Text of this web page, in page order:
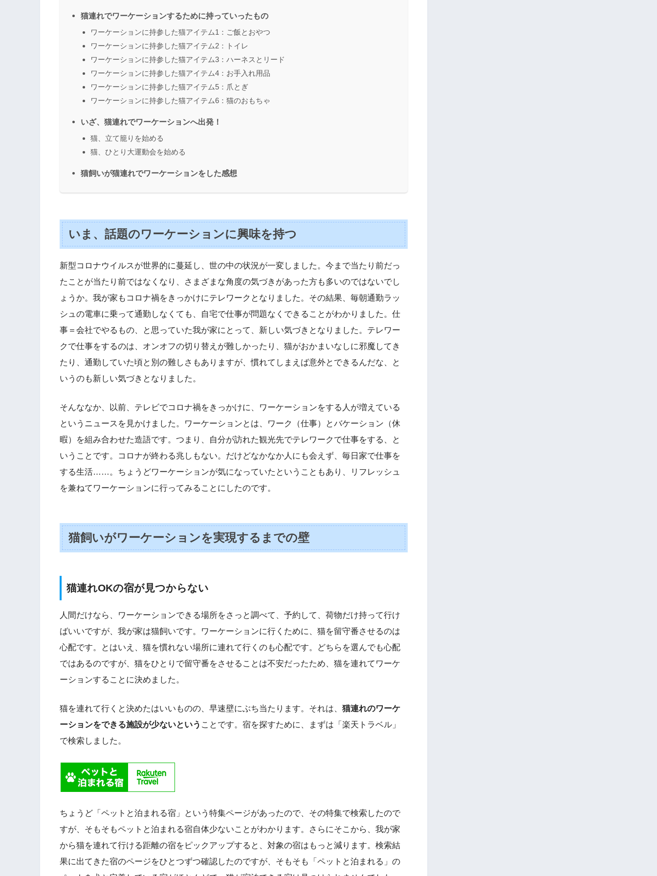
猫連れでワーケーションするために持っていったもの
ワーケーションに持参した猫アイテム1：ご飯とおやつ
ワーケーションに持参した猫アイテム2：トイレ
ワーケーションに持参した猫アイテム3：ハーネスとリード
ワーケーションに持参した猫アイテム4：お手入れ用品
ワーケーションに持参した猫アイテム5：爪とぎ
ワーケーションに持参した猫アイテム6：猫のおもちゃ
いざ、猫連れでワーケーションへ出発！
猫、立て籠りを始める
猫、ひとり大運動会を始める
猫飼いが猫連れでワーケーションをした感想
いま、話題のワーケーションに興味を持つ
新型コロナウイルスが世界的に蔓延し、世の中の状況が一変しました。今まで当たり前だっ
たことが当たり前ではなくなり、さまざまな角度の気づきがあった方も多いのではないでし
ょうか。我が家もコロナ禍をきっかけにテレワークとなりました。その結果、毎朝通勤ラッ
シュの電車に乗って通勤しなくても、自宅で仕事が問題なくできることがわかりました。仕
事＝会社でやるもの、と思っていた我が家にとって、新しい気づきとなりました。テレワー
クで仕事をするのは、オンオフの切り替えが難しかったり、猫がおかまいなしに邪魔してき
たり、通勤していた頃と別の難しさもありますが、慣れてしまえば意外とできるんだな、と
いうのも新しい気づきとなりました。
そんななか、以前、テレビでコロナ禍をきっかけに、ワーケーションをする人が増えている
というニュースを見かけました。ワーケーションとは、ワーク（仕事）とバケーション（休
暇）を組み合わせた造語です。つまり、自分が訪れた観光先でテレワークで仕事をする、と
いうことです。コロナが終わる兆しもない。だけどなかなか人にも会えず、毎日家で仕事を
する生活……。ちょうどワーケーションが気になっていたということもあり、リフレッシュ
を兼ねてワーケーションに行ってみることにしたのです。
猫飼いがワーケーションを実現するまでの壁
猫連れOKの宿が見つからない
人間だけなら、ワーケーションできる場所をさっと調べて、予約して、荷物だけ持って行け
ばいいですが、我が家は猫飼いです。ワーケーションに行くために、猫を留守番させるのは
心配です。とはいえ、猫を慣れない場所に連れて行くのも心配です。どちらを選んでも心配
ではあるのですが、猫をひとりで留守番をさせることは不安だったため、猫を連れてワーケ
ーションすることに決めました。
猫を連れて行くと決めたはいいものの、早速壁にぶち当たります。それは、 猫連れのワーケ
ーションをできる施設が少ないという ことです。宿を探すために、まずは「楽天トラベル」
で検索しました。
ちょうど「ペットと泊まれる宿」という特集ページがあったので、その特集で検索したので
すが、そもそもペットと泊まれる宿自体少ないことがわかります。さらにそこから、我が家
から猫を連れて行ける距離の宿をピックアップすると、対象の宿はもっと減ります。検索結
果に出てきた宿のページをひとつずつ確認したのですが、そもそも「ペットと泊まれる」の